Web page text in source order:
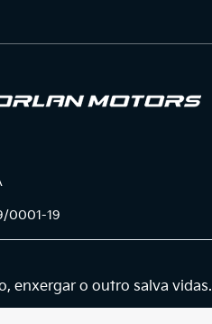
0001-19
enxergar o outro salva vidas.